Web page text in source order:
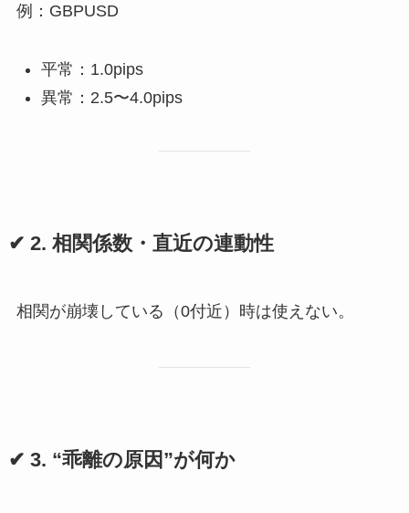
例：GBPUSD
平常：1.0pips
異常：2.5〜4.0pips
✔ 2. 相関係数・直近の連動性
相関が崩壊している（0付近）時は使えない。
✔ 3. “乖離の原因”が何か